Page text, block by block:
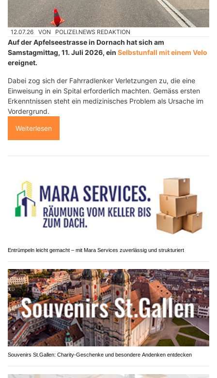
12.07.26 VON POLIZEI.NEWS REDAKTION
Auf der Apfelseestrasse in Dornach hat sich am
Samstagmittag, 11. Juli 2026, ein Selbstunfall mit einem Velo
ereignet.
Dabei zog sich der Fahrradlenker Verletzungen zu, die eine
Einweisung in ein Spital erforderlich machten. Gemäss ersten
Erkenntnissen steht ein medizinisches Problem als Ursache im
Vordergrund.
Weiterlesen
Entrümpeln leicht gemacht – mit Mara Services zuverlässig und strukturiert
Souvenirs St.Gallen: Charity-Geschenke und besondere Andenken entdecken